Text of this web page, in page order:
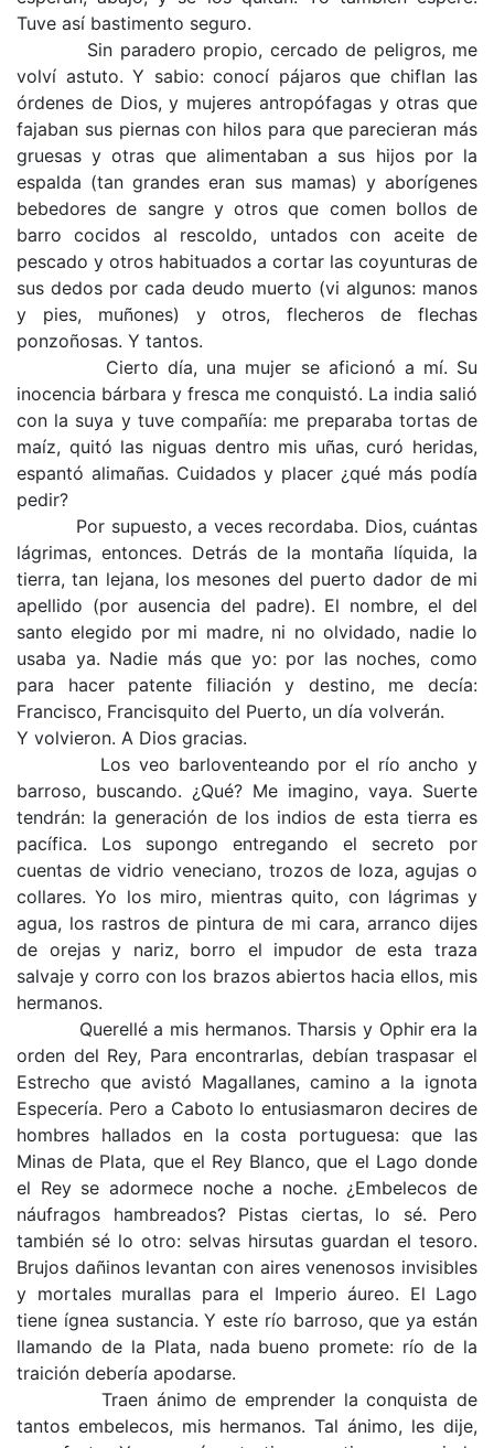
Tuve así bastimento seguro.
Sin paradero propio, cercado de peligros, me
volví astuto. Y sabio: conocí pájaros que chiflan las
órdenes de Dios, y mujeres antropófagas y otras que
fajaban sus piernas con hilos para que parecieran más
gruesas y otras que alimentaban a sus hijos por la
espalda (tan grandes eran sus mamas) y aborígenes
bebedores de sangre y otros que comen bollos de
barro cocidos al rescoldo, untados con aceite de
pescado y otros habituados a cortar las coyunturas de
sus dedos por cada deudo muerto (vi algunos: manos
y pies, muñones) y otros, flecheros de flechas
ponzoñosas. Y tantos.
Cierto día, una mujer se aficionó a mí. Su
inocencia bárbara y fresca me conquistó. La india salió
con la suya y tuve compañía: me preparaba tortas de
maíz, quitó las niguas dentro mis uñas, curó heridas,
espantó alimañas. Cuidados y placer ¿qué más podía
pedir?
Por supuesto, a veces recordaba. Dios, cuántas
lágrimas, entonces. Detrás de la montaña líquida, la
tierra, tan lejana, los mesones del puerto dador de mi
apellido (por ausencia del padre). El nombre, el del
santo elegido por mi madre, ni no olvidado, nadie lo
usaba ya. Nadie más que yo: por las noches, como
para hacer patente filiación y destino, me decía:
Francisco, Francisquito del Puerto, un día volverán.
Y volvieron. A Dios gracias.
Los veo barloventeando por el río ancho y
barroso, buscando. ¿Qué? Me imagino, vaya. Suerte
tendrán: la generación de los indios de esta tierra es
pacífica. Los supongo entregando el secreto por
cuentas de vidrio veneciano, trozos de loza, agujas o
collares. Yo los miro, mientras quito, con lágrimas y
agua, los rastros de pintura de mi cara, arranco dijes
de orejas y nariz, borro el impudor de esta traza
salvaje y corro con los brazos abiertos hacia ellos, mis
hermanos.
Querellé a mis hermanos. Tharsis y Ophir era la
orden del Rey, Para encontrarlas, debían traspasar el
Estrecho que avistó Magallanes, camino a la ignota
Especería. Pero a Caboto lo entusiasmaron decires de
hombres hallados en la costa portuguesa: que las
Minas de Plata, que el Rey Blanco, que el Lago donde
el Rey se adormece noche a noche. ¿Embelecos de
náufragos hambreados? Pistas ciertas, lo sé. Pero
también sé lo otro: selvas hirsutas guardan el tesoro.
Brujos dañinos levantan con aires venenosos invisibles
y mortales murallas para el Imperio áureo. El Lago
tiene ígnea sustancia. Y este río barroso, que ya están
llamando de la Plata, nada bueno promete: río de la
traición debería apodarse.
Traen ánimo de emprender la conquista de
tantos embelecos, mis hermanos. Tal ánimo, les dije,